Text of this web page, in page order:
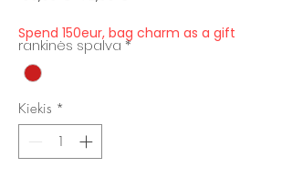
Spend 150eur, bag charm as a gift
rankinės spalva *
Kiekis *